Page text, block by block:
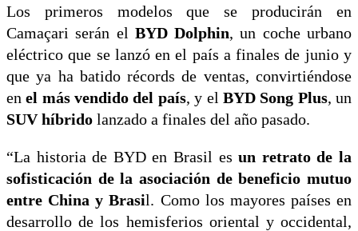
Los primeros modelos que se producirán en
Camaçari serán el BYD Dolphin, un coche urbano
eléctrico que se lanzó en el país a finales de junio y
que ya ha batido récords de ventas, convirtiéndose
enel más vendido del país, y el BYD Song Plus, un
SUV híbrido lanzado a finales del año pasado.
“La historia de BYD en Brasil esun retrato de la
sofisticación de la asociación de beneficio mutuo
entre China y Brasil. Como los mayores países en
desarrollo de los hemisferios oriental y occidental,